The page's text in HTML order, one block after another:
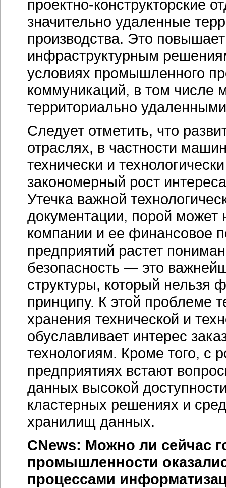
проектно-конструкторские
значительно удаленные
производства. Это
инфраструктурным
условиях промышленного
коммуникаций, в том числе
территориально
Следует отметить, что
отраслях, в частности
технически и
закономерный рост
Утечка важной
документации, порой может
компании и ее финансовое
предприятий растет
безопасность — это
структуры, который нельзя
принципу. К этой проблеме
хранения технической и
обуславливает интерес
технологиям. Кроме того, с
предприятиях встают
данных высокой
кластерных решениях и
хранилищ данных.
CNews: Можно ли сейчас
промышленности
процессами